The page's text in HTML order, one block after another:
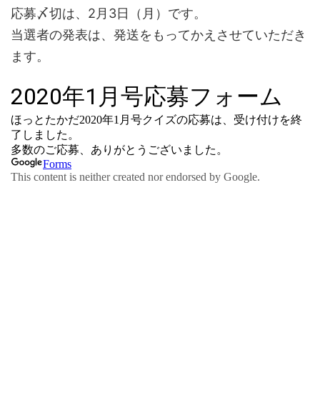
応募〆切は、2月3日（月）です。
当選者の発表は、発送をもってかえさせていただき
ます。